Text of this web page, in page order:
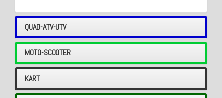
QUAD-ATV-UTV
MOTO-SCOOTER
KART